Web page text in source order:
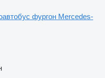
фургон Mercedes-